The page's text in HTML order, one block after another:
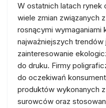
W ostatnich latach rynek
wiele zmian związanych
rosnącymi wymaganiami
najważniejszych
zainteresowanie
do druku. Firmy
do oczekiwań
produktów wykonanych
surowców oraz